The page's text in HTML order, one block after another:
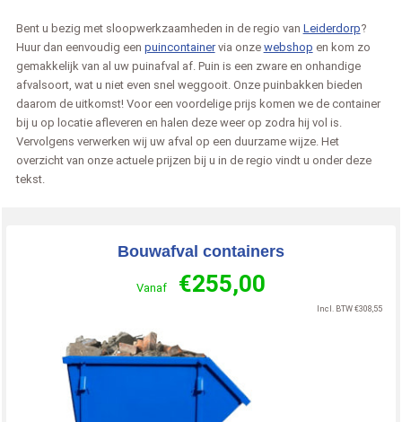
Bent u bezig met sloopwerkzaamheden in de regio van Leiderdorp?
Huur dan eenvoudig een puincontainervia onze webshop en kom zo
gemakkelijk van al uw puinafval af. Puin is een zware en onhandige
afvalsoort, wat u niet even snel weggooit. Onze puinbakken bieden
daarom de uitkomst! Voor een voordelige prijs komen we de container
bij u op locatie afleveren en halen deze weer op zodra hij vol is.
Vervolgens verwerken wij uw afval op een duurzame wijze. Het
overzicht van onze actuele prijzen bij u in de regio vindt u onder deze
tekst.
Bouwafval containers
Vanaf €255,00
Incl. BTW €308,55